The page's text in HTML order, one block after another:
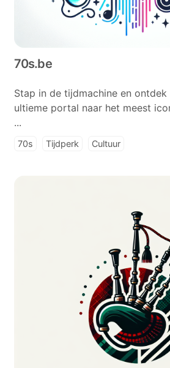
70s.be
Stap in de tijdmachine en ontdek
ultieme portal naar het meest
...
70s Tijdperk Cultuur